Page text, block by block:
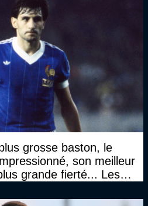
grosse baston, le
son meilleur
grande fierté... Les